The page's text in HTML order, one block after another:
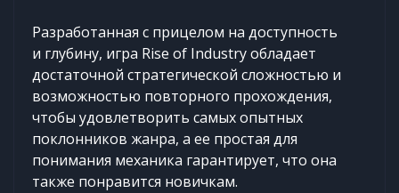
Разработанная с прицелом на доступность
и глубину, игра Rise of Industry обладает
достаточной стратегической сложностью и
возможностью повторного прохождения,
чтобы удовлетворить самых опытных
поклонников жанра, а ее простая для
понимания механика гарантирует, что она
также понравится новичкам.